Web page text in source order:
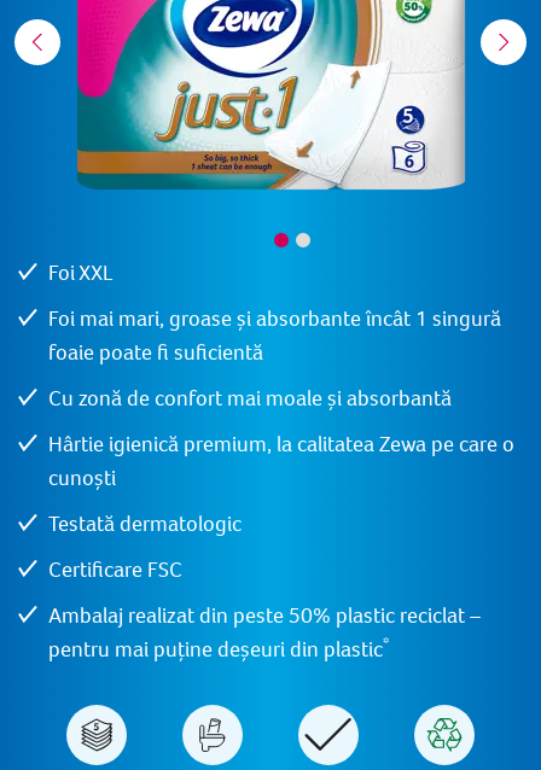
Foi XXL
Foi mai mari, groase și absorbante încât 1 singură
foaie poate fi suficientă
Cu zonă de confort mai moale și absorbantă
Hârtie igienică premium, la calitatea Zewa pe care o
cunoști
Testată dermatologic
Certificare FSC
Ambalaj realizat din peste 50% plastic reciclat –
pentru mai puține deșeuri din plastic*